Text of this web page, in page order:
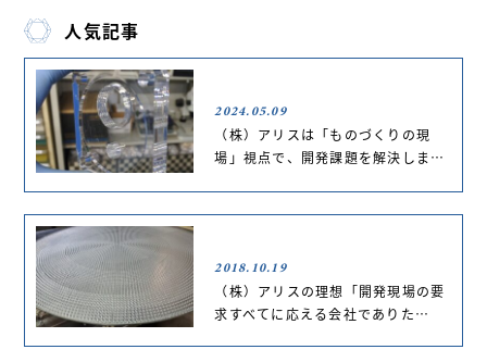
人気記事
2024.05.09
（株）アリスは「ものづくりの現
場」視点で、開発課題を解決しま…
2018.10.19
（株）アリスの理想「開発現場の要
求すべてに応える会社でありた…